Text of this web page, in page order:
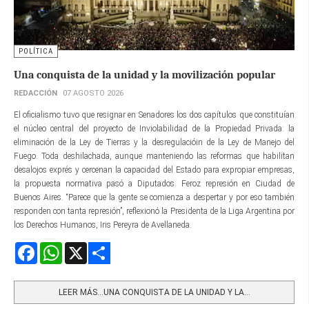
POLÍTICA
Una conquista de la unidad y la movilización popular
REDACCIÓN 07 AGOSTO 2026
El oficialismo tuvo que resignar en Senadores los dos capítulos que constituían
el núcleo central del proyecto de Inviolabilidad de la Propiedad Privada: la
eliminación de la Ley de Tierras y la desregulacióin de la Ley de Manejo del
Fuego. Toda deshilachada, aunque manteniendo las reformas que habilitan
desalojos exprés y cercenan la capacidad del Estado para expropiar empresas,
la propuesta normativa pasó a Diputados. Feroz represión en Ciudad de
Buenos Aires. “Parece que la gente se comienza a despertar y por eso también
responden con tanta represión”, reflexionó la Presidenta de la Liga Argentina por
los Derechos Humanos, Iris Pereyra de Avellaneda.
FacebookWhatsApp
LEER MÁS…UNA CONQUISTA DE LA UNIDAD Y LA...